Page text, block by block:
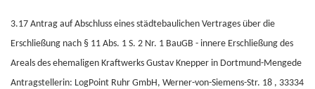
3.17 Antrag auf Abschluss eines städtebaulichen Vertrages über die
Erschließung nach § 11 Abs. 1 S. 2 Nr. 1 BauGB - innere Erschließung des
Areals des ehemaligen Kraftwerks Gustav Knepper in Dortmund-Mengede
Antragstellerin: LogPoint Ruhr GmbH, Werner-von-Siemens-Str. 18 , 33334